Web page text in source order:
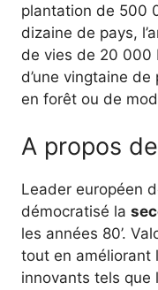
plantation de 500
dizaine de pays,
de vies de 20 000
d’une vingtaine
en forêt ou de
A propos
Leader européen
démocratisé la
les années 80’.
tout en améliorant
innovants tels que